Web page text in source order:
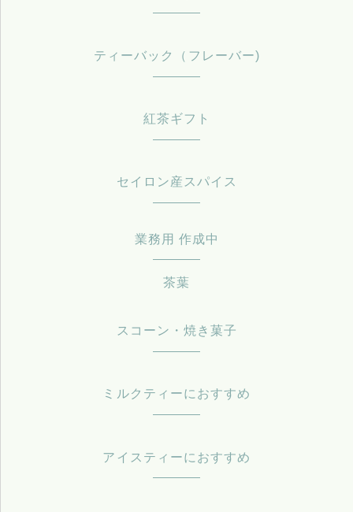
ティーバック（フレーバー)
紅茶ギフト
セイロン産スパイス
業務用 作成中
茶葉
スコーン・焼き菓子
ミルクティーにおすすめ
アイスティーにおすすめ